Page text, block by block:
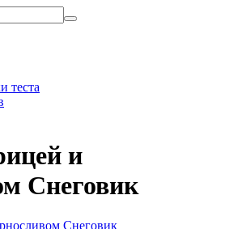
теста
и
Снеговик